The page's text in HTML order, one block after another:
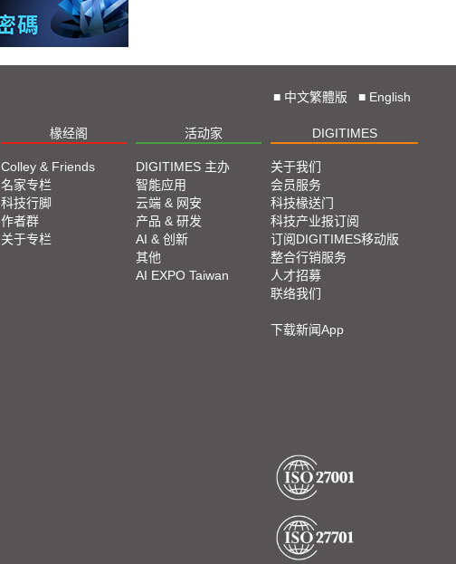
■ 中文繁體版 ■ English
椽经阁 活动家 DIGITIMES
Colley & Friends
名家专栏
科技行脚
作者群
关于专栏
DIGITIMES 主办
智能应用
云端 & 网安
产品 & 研发
AI & 创新
其他
AI EXPO Taiwan
关于我们
会员服务
科技椽送门
科技产业报订阅
订阅DIGITIMES移动版
整合行销服务
人才招募
联络我们
下载新闻App